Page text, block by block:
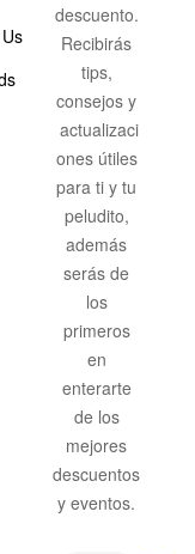
descuento.
Recibirás
tips,
consejos y
actualizaci
ones útiles
para ti y tu
peludito,
además
serás de
los
primeros
en
enterarte
de los
mejores
descuentos
y eventos.